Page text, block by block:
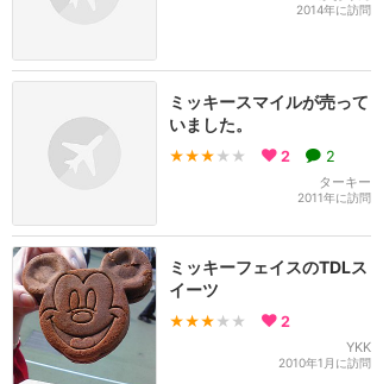
2014年に訪問
ミッキースマイルが売って
いました。
★★★ ★★ 2 2
ターキー
2011年に訪問
ミッキーフェイスのTDLス
イーツ
★★★ ★★ 2
YKK
2010年1月に訪問